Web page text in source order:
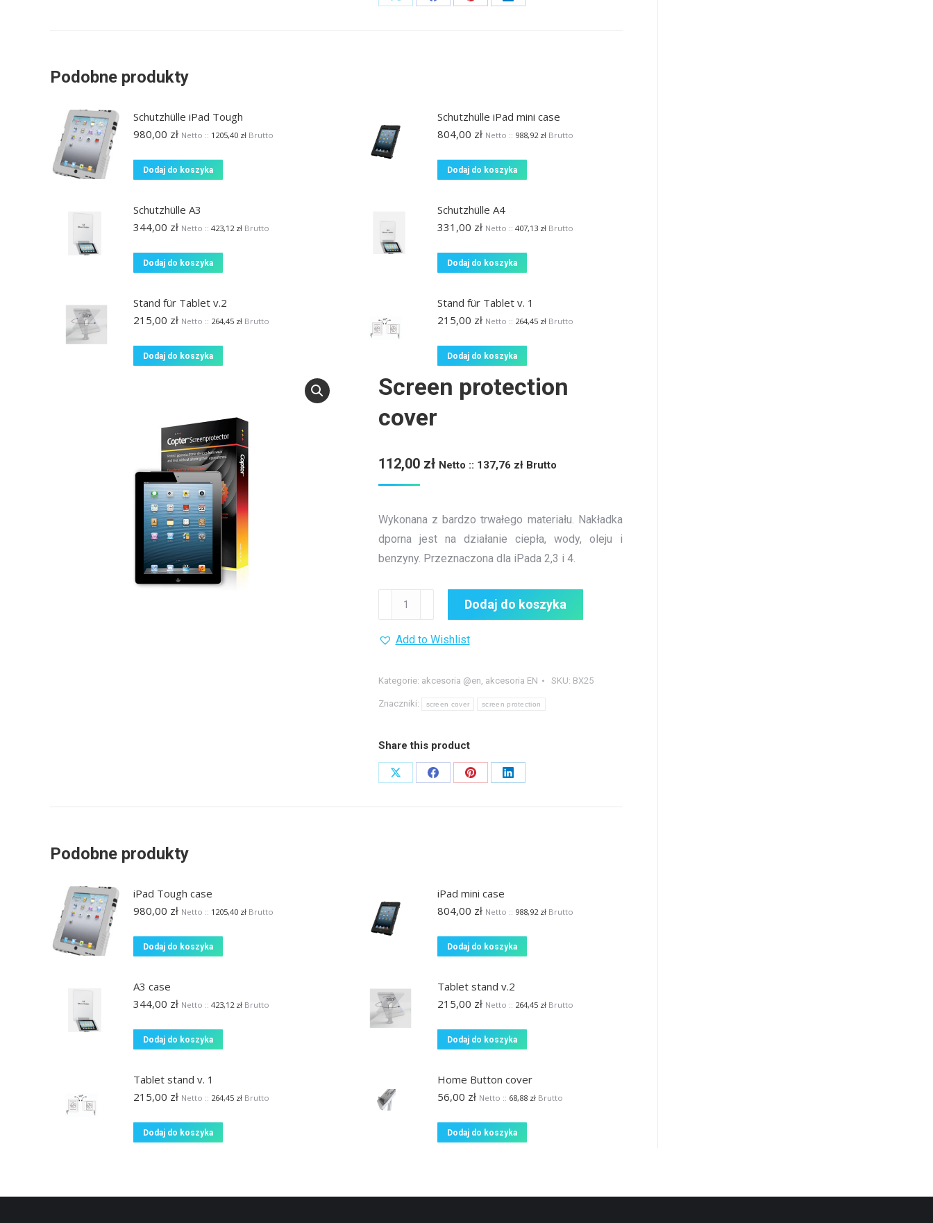
Share
Share
Share
Share
Podobne produkty
Schutzhülle iPad Tough
980,00 zł Netto :: 1205,40 zł Brutto
Dodaj do koszyka
Schutzhülle iPad mini case
804,00 zł Netto :: 988,92 złBrutto
Dodaj do koszyka
Schutzhülle A3
344,00 zł Netto :: 423,12 zł Brutto
Dodaj do koszyka
Schutzhülle A4
331,00 zł Netto :: 407,13 złBrutto
Dodaj do koszyka
Stand für Tablet v.2
215,00 zł Netto :: 264,45 zł Brutto
Dodaj do koszyka
Stand für Tablet v. 1
215,00 zł Netto :: 264,45 złBrutto
Dodaj do koszyka
Screen protection
cover
112,00 zł Netto :: 137,76 złBrutto
Wykonana z bardzo trwałego materiału. Nakładka
dporna jest na działanie ciepła, wody, oleju i
benzyny. Przeznaczona dla iPada 2,3 i 4.
Screen
protection
Dodaj do koszyka
Add to Wishlist
Kategorie: akcesoria @en, akcesoria EN SKU: BX25
Znaczniki: screen cover screen protection
Share this product
Share
Share
Share
Share
Podobne produkty
iPad Tough case
980,00 zł Netto :: 1205,40 zł Brutto
Dodaj do koszyka
iPad mini case
804,00 zł Netto :: 988,92 złBrutto
Dodaj do koszyka
A3 case
344,00 zł Netto :: 423,12 zł Brutto
Dodaj do koszyka
Tablet stand v.2
215,00 zł Netto :: 264,45 złBrutto
Dodaj do koszyka
Tablet stand v. 1
215,00 zł Netto :: 264,45 zł Brutto
Dodaj do koszyka
Home Button cover
56,00 zł Netto :: 68,88 złBrutto
Dodaj do koszyka